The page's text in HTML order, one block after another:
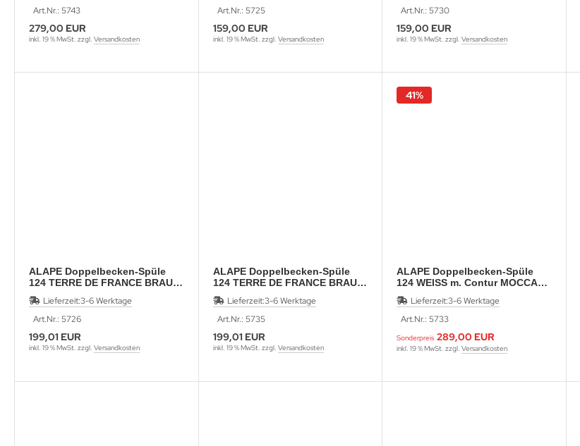
Art.Nr.: 5743
279,00 EUR
inkl. 19 % MwSt. zzgl. Versandkosten
Art.Nr.: 5725
159,00 EUR
inkl. 19 % MwSt. zzgl. Versandkosten
Art.Nr.: 5730
159,00 EUR
inkl. 19 % MwSt. zzgl.Versandkosten
ALAPE Doppelbecken-Spüle
124 TERRE DE FRANCE BRAUN
92x50,5 cm
Lieferzeit:3-6 Werktage
Art.Nr.: 5726
199,01 EUR
inkl. 19 % MwSt. zzgl. Versandkosten
ALAPE Doppelbecken-Spüle
124 TERRE DE FRANCE BRAUN
92x50,5 cm
Lieferzeit:3-6 Werktage
Art.Nr.: 5735
199,01 EUR
inkl. 19 % MwSt. zzgl. Versandkosten
ALAPE Doppelbecken-Spüle
124 WEISS m. Contur MOCCA
92x50,5
Lieferzeit:3-6 Werktage
Art.Nr.: 5733
Sonderpreis 289,00 EUR
41%
inkl. 19 % MwSt. zzgl.Versandkosten